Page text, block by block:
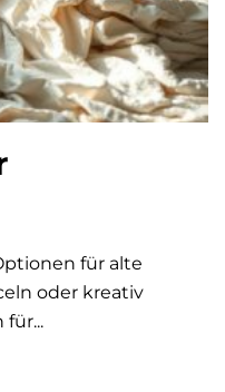
für alte
oder kreativ